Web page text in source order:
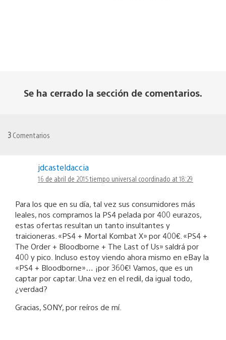
Se ha cerrado la sección de comentarios.
3 Comentarios
jdcasteldaccia
16 de abril de 2015 tiempo universal coordinado at 18:29
Para los que en su día, tal vez sus consumidores más
leales, nos compramos la PS4 pelada por 400 eurazos,
estas ofertas resultan un tanto insultantes y
traicioneras. «PS4 + Mortal Kombat X» por 400€. «PS4 +
The Order + Bloodborne + The Last of Us» saldrá por
400 y pico. Incluso estoy viendo ahora mismo en eBay la
«PS4 + Bloodborne»… ¡por 360€! Vamos, que es un
captar por captar. Una vez en el redil, da igual todo,
¿verdad?
Gracias, SONY, por reíros de mí.